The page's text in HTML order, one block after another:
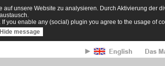
unsere Website zu analysieren. Durch Aktivierung der
you enable any (social) plugin you agree to the usage of
message